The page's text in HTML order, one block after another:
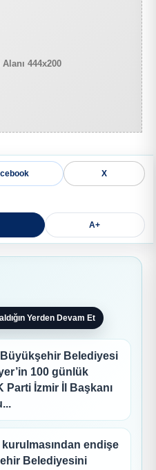
444x200
X
A+
Yerden Devam Et
Belediyesi
100 günlük
Parti İzmir İl Başkanı
kurulmasından endişe
Belediyesini